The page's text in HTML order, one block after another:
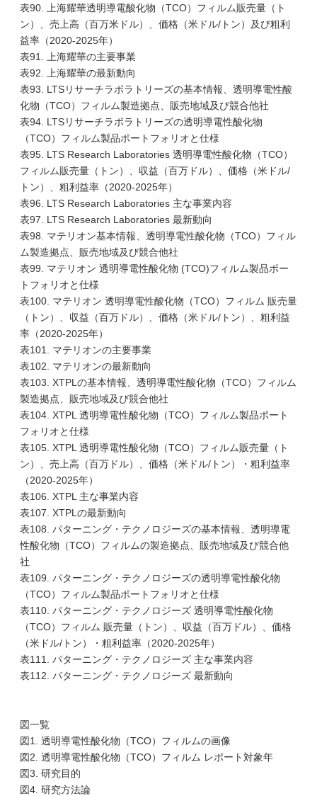
表90. 上海耀華透明導電酸化物（TCO）フィルム販売量（ト
ン）、売上高（百万米ドル）、価格（米ドル/トン）及び粗利
益率（2020-2025年）
表91. 上海耀華の主要事業
表92. 上海耀華の最新動向
表93. LTSリサーチラボラトリーズの基本情報、透明導電性酸
化物（TCO）フィルム製造拠点、販売地域及び競合他社
表94. LTSリサーチラボラトリーズの透明導電性酸化物
（TCO）フィルム製品ポートフォリオと仕様
表95. LTS Research Laboratories 透明導電性酸化物（TCO）
フィルム販売量（トン）、収益（百万ドル）、価格（米ドル/
トン）、粗利益率（2020-2025年）
表96. LTS Research Laboratories 主な事業内容
表97. LTS Research Laboratories 最新動向
表98. マテリオン基本情報、透明導電性酸化物（TCO）フィル
ム製造拠点、販売地域及び競合他社
表99. マテリオン 透明導電性酸化物 (TCO)フィルム製品ポー
トフォリオと仕様
表100. マテリオン 透明導電性酸化物（TCO）フィルム 販売量
（トン）、収益（百万ドル）、価格（米ドル/トン）、粗利益
率（2020-2025年）
表101. マテリオンの主要事業
表102. マテリオンの最新動向
表103. XTPLの基本情報、透明導電性酸化物（TCO）フィルム
製造拠点、販売地域及び競合他社
表104. XTPL 透明導電性酸化物（TCO）フィルム製品ポート
フォリオと仕様
表105. XTPL 透明導電性酸化物（TCO）フィルム販売量（ト
ン）、売上高（百万ドル）、価格（米ドル/トン）・粗利益率
（2020-2025年）
表106. XTPL 主な事業内容
表107. XTPLの最新動向
表108. パターニング・テクノロジーズの基本情報、透明導電
性酸化物（TCO）フィルムの製造拠点、販売地域及び競合他
社
表109. パターニング・テクノロジーズの透明導電性酸化物
（TCO）フィルム製品ポートフォリオと仕様
表110. パターニング・テクノロジーズ 透明導電性酸化物
（TCO）フィルム 販売量（トン）、収益（百万ドル）、価格
（米ドル/トン）・粗利益率（2020-2025年）
表111. パターニング・テクノロジーズ 主な事業内容
表112. パターニング・テクノロジーズ 最新動向
図一覧
図1. 透明導電性酸化物（TCO）フィルムの画像
図2. 透明導電性酸化物（TCO）フィルム レポート対象年
図3. 研究目的
図4. 研究方法論